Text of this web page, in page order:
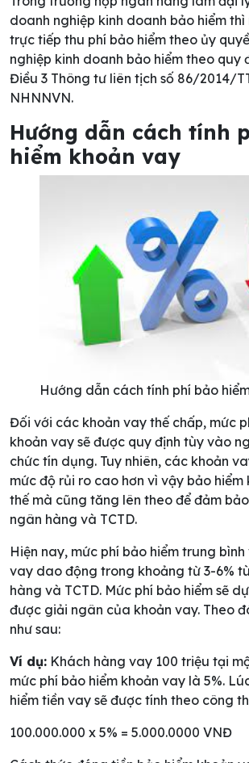
doanh nghiệp kinh doanh bảo hiểm
trực tiếp thu phí bảo hiểm theo ủy
nghiệp kinh doanh bảo hiểm theo quy
Điều 3 Thông tư liên tịch số 86/2014/
NHNNVN.
Hướng dẫn cách tính
hiểm khoản vay
Hướng dẫn cách tính phí bảo
Đối với các khoản vay thế chấp, mức
khoản vay sẽ được quy định tùy vào
chức tín dụng. Tuy nhiên, các khoản
mức độ rủi ro cao hơn vì vậy bảo hiểm
thế mà cũng tăng lên theo để đảm
ngân hàng và TCTD.
Hiện nay, mức phí bảo hiểm trung
vay dao động trong khoảng từ 3-6%
hàng và TCTD. Mức phí bảo hiểm sẽ
được giải ngân của khoản vay. Theo
như sau:
Ví dụ: Khách hàng vay 100 triệu tại
mức phí bảo hiểm khoản vay là 5%.
hiểm tiền vay sẽ được tính theo công
100.000.000 x 5% = 5.000.0000 VNĐ